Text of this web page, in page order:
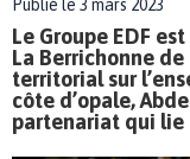
Publié le 3 mars 2023
Le Groupe EDF
La Berrichonne
territorial sur
côte d’opale,
partenariat qui lie